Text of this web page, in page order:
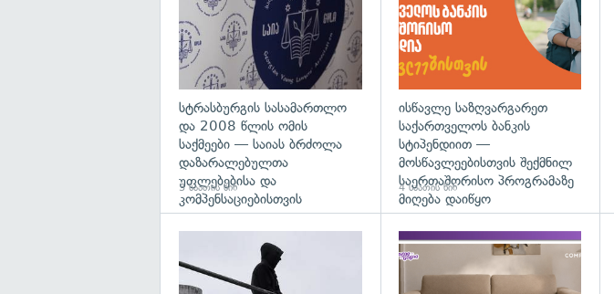
სტრასბურგის სასამართლო
და 2008 წლის ომის
საქმეები — საიას ბრძოლა
დაზარალებულთა
უფლებებისა და
კომპენსაციებისთვის
3 საათის წინ
ისწავლე საზღვარგარეთ
საქართველოს ბანკის
სტიპენდიით —
მოსწავლეებისთვის შექმნილ
საერთაშორისო პროგრამაზე
მიღება დაიწყო
4 საათის წინ
გადახედვა